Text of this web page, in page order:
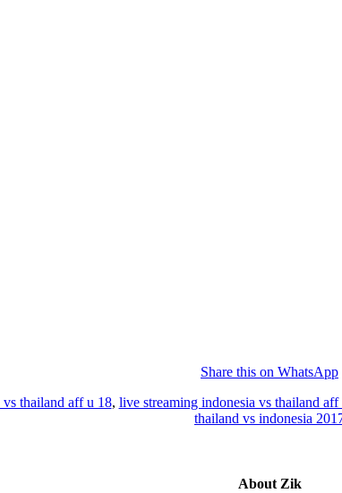
Share this on WhatsApp
thailand aff u 18, live streaming indonesia vs thailand
thailand vs indonesia
About Zik